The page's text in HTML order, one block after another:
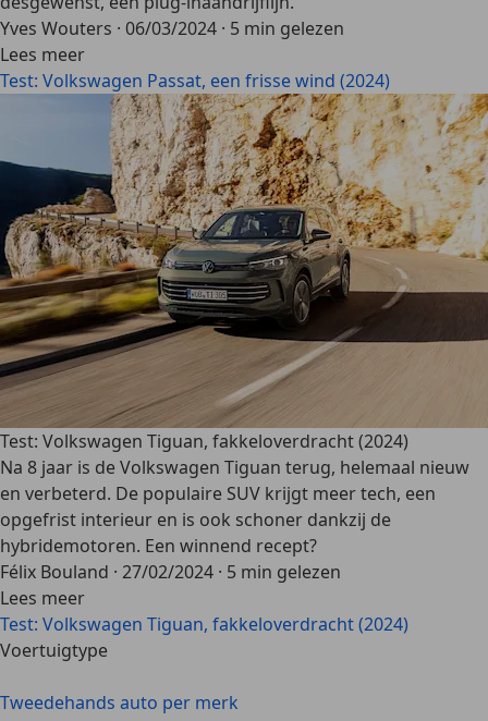
Yves Wouters · 06/03/2024 · 5 min gelezen
Lees meer
Test: Volkswagen Passat, een frisse wind (2024)
Test: Volkswagen Tiguan, fakkeloverdracht (2024)
Na 8 jaar is de Volkswagen Tiguan terug, helemaal nieuw
en verbeterd. De populaire SUV krijgt meer tech, een
opgefrist interieur en is ook schoner dankzij de
hybridemotoren. Een winnend recept?
Félix Bouland · 27/02/2024 · 5 min gelezen
Lees meer
Test: Volkswagen Tiguan, fakkeloverdracht (2024)
Voertuigtype
Tweedehands auto per merk